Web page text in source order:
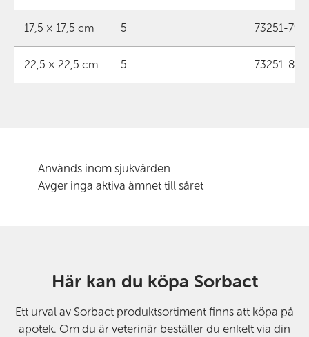
17,5 × 17,5 cm 5 73251-79
22,5 × 22,5 cm 5 73251-80
Används inom sjukvården
Avger inga aktiva ämnet till såret
Här kan du köpa Sorbact
Ett urval av Sorbact produktsortiment finns att köpa på
apotek. Om du är veterinär beställer du enkelt via din